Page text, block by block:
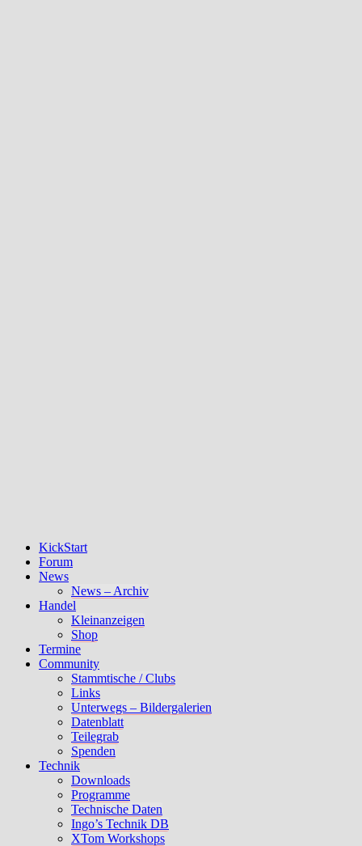
KickStart
Forum
News
News – Archiv
Handel
Kleinanzeigen
Shop
Termine
Community
Stammtische / Clubs
Links
Unterwegs – Bildergalerien
Datenblatt
Teilegrab
Spenden
Technik
Downloads
Programme
Technische Daten
Ingo’s Technik DB
XTom Workshops